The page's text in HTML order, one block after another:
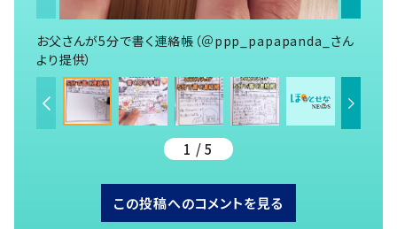
お父さんが5分で書く連絡帳（＠ppp_papapanda_さん
より提供）
1 / 5
この投稿へのコメントを見る